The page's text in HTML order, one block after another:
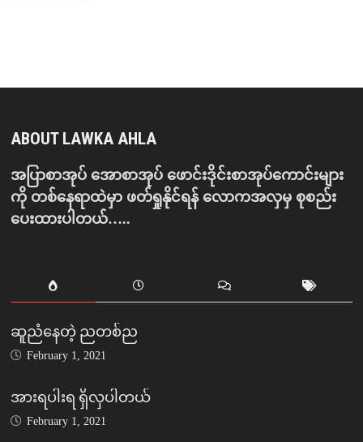
ABOUT LAWKA AHLA
အပြာစာအုပ် အောစာအုပ် ဖောင်းဒိုင်းစာအုပ်ကောင်းများ
ကို တစ်နေရာထဲမှာ ဖတ်ရှုနိုင်ရန် လောကအလှမှ စုစည်း
ပေးထားပါတယ်…..
ဆူညံနေတဲ့ ညတစ်ည
February 1, 2021
အားရပါးရ ရှိလှပါတယ်
February 1, 2021